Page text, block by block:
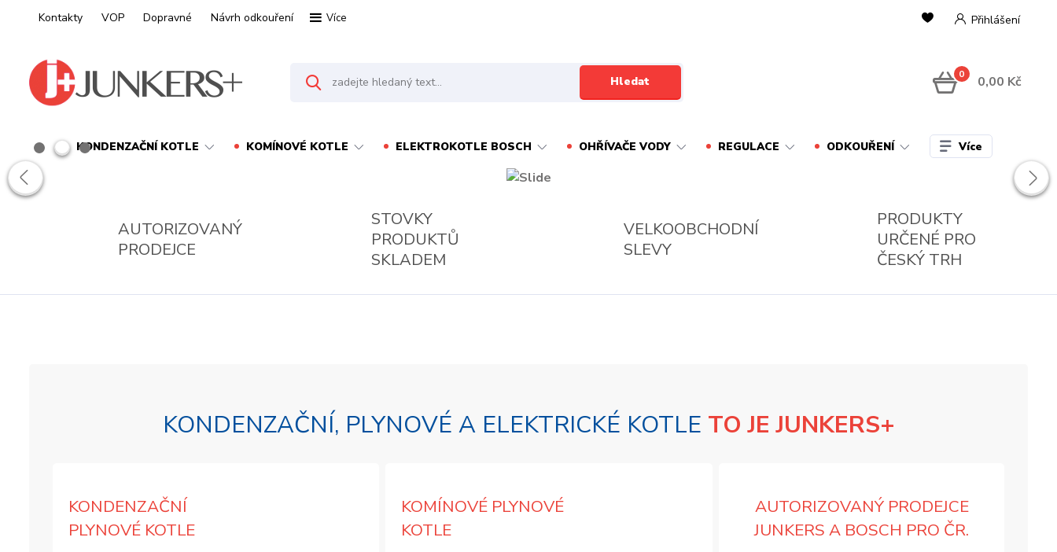
Kontakty VOP Dopravné Návrh odkouření Více Přihlášení
Hledat 0 0,00 Kč
KONDENZAČNÍ KOTLE KOMÍNOVÉ KOTLE ELEKTROKOTLE BOSCH OHŘÍVAČE VODY REGULACE ODKOUŘENÍ Více
AUTORIZOVANÝ
PRODEJCE
STOVKY
PRODUKTŮ
SKLADEM
VELKOOBCHODNÍ
SLEVY
PRODUKTY
URČENÉ PRO
ČESKÝ TRH
KONDENZAČNÍ, PLYNOVÉ A ELEKTRICKÉ KOTLE TO JE JUNKERS+
KONDENZAČNÍ
PLYNOVÉ KOTLE
KOMÍNOVÉ PLYNOVÉ
KOTLE
AUTORIZOVANÝ PRODEJCE
JUNKERS A BOSCH PRO ČR.